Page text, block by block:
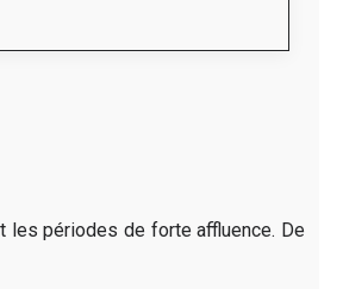
les périodes de forte affluence. De